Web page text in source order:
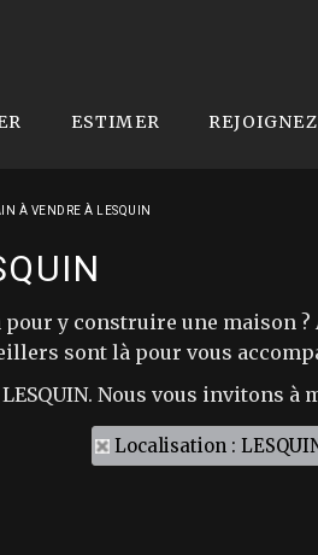
ESTIMER
À VENDRE À LESQUIN
y construire une maison
sont là pour vous
Nous vous invitons
Localisation :